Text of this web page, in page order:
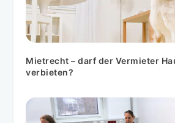
Mietrecht – darf der Vermieter Haustiere
verbieten?